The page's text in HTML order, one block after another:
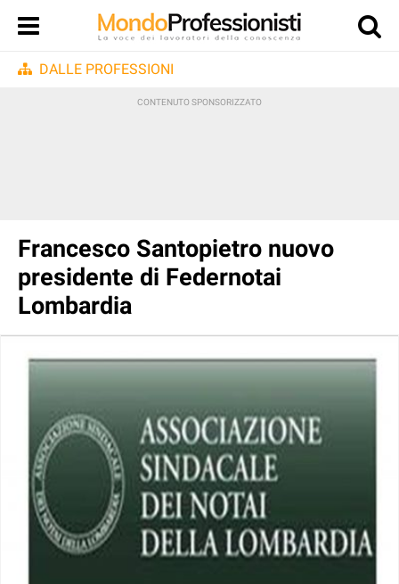
DALLE PROFESSIONI
Francesco Santopietro nuovo
presidente di Federnotai
Lombardia